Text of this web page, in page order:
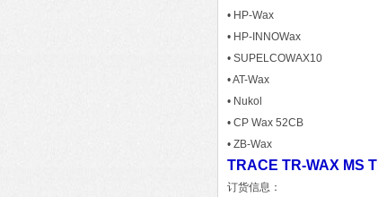
• HP-Wax
• HP-INNOWax
• SUPELCOWAX10
• AT-Wax
• Nukol
• CP Wax 52CB
• ZB-Wax
TRACE TR-WAX MS
订货信息：